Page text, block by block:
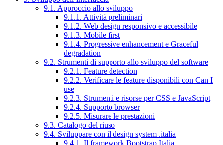
9.1. Approccio allo sviluppo
9.1.1. Attività preliminari
9.1.2. Web design responsivo e accessibile
9.1.3. Mobile first
9.1.4. Progressive enhancement e Graceful
degradation
9.2. Strumenti di supporto allo sviluppo del software
9.2.1. Feature detection
9.2.2. Verificare le feature disponibili con Can I
use
9.2.3. Strumenti e risorse per CSS e JavaScript
9.2.4. Supporto browser
9.2.5. Misurare le prestazioni
9.3. Catalogo del riuso
9.4. Sviluppare con il design system .italia
9.4.1. Il framework Bootstrap Italia